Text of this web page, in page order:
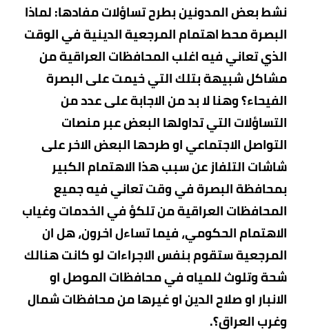
نشط بعض المدونين بطرح تساؤلات مفادها: لماذا
البصرة محط اهتمام المرجعية الدينية في الوقت
الذي تعاني فيه اغلب المحافظات العراقية من
مشاكل شبيهة بتلك التي خيمت على البصرة
الفيحاء؟ وهنا لا بد من الاجابة على عدد من
التساؤلات التي تداولها البعض عبر منصات
التواصل الاجتماعي او طرحها البعض الاخر على
شاشات التلفاز عن سبب هذا الاهتمام الكبير
بمحافظة البصرة في وقت تعاني فيه جميع
المحافظات العراقية من تلكؤ في الخدمات وغياب
الاهتمام الحكومي، فيما تساءل اخرون، هل ان
المرجعية ستقوم بنفس الاجراءات لو كانت هنالك
شحة وتلوث للمياه في محافظات الموصل او
الانبار او صلاح الدين او غيرها من محافظات شمال
وغرب العراق؟.